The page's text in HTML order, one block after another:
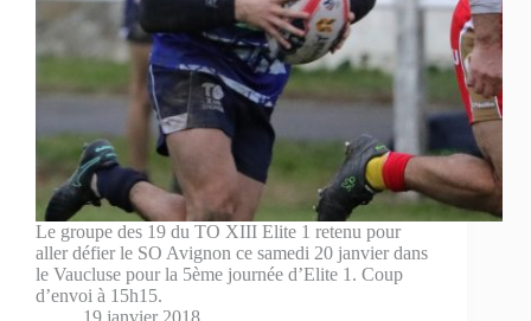
Le groupe des 19 du TO XIII Elite 1 retenu pour
aller défier le SO Avignon ce samedi 20 janvier dans
le Vaucluse pour la 5ème journée d’Elite 1. Coup
d’envoi à 15h15.